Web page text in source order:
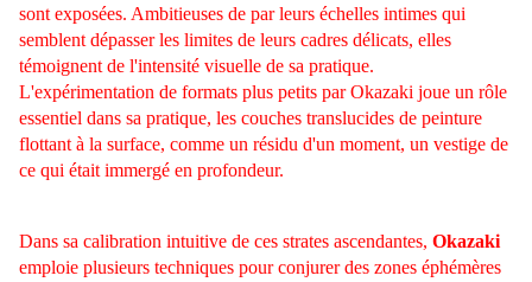
sont exposées. Ambitieuses de par leurs échelles intimes qui
semblent dépasser les limites de leurs cadres délicats, elles
témoignent de l'intensité visuelle de sa pratique.
L'expérimentation de formats plus petits par Okazaki joue un rôle
essentiel dans sa pratique, les couches translucides de peinture
flottant à la surface, comme un résidu d'un moment, un vestige de
ce qui était immergé en profondeur.
Dans sa calibration intuitive de ces strates ascendantes, Okazaki
emploie plusieurs techniques pour conjurer des zones éphémères